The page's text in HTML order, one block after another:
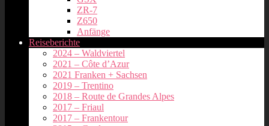
ZR-7
Z650
Anfänge
Reiseberichte
2024 – Waldviertel
2021 – Côte d’Azur
2021 Franken + Sachsen
2019 – Trentino
2018 – Route de Grandes Alpes
2017 – Friaul
2017 – Frankentour